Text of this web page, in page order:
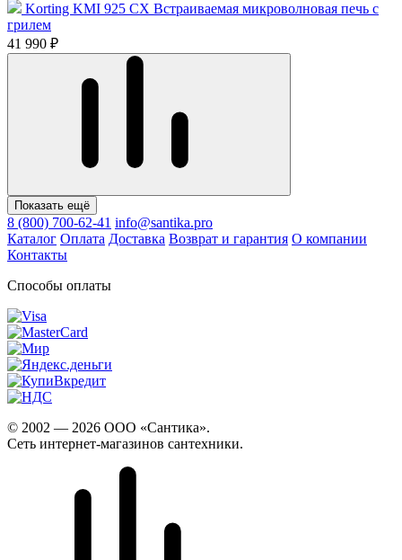
Korting KMI 925 CX Встраиваемая микроволновая печь с
грилем
41 990 ₽
Показать ещё
8 (800) 700-62-41 info@santika.pro
Каталог Оплата Доставка Возврат и гарантия О компании
Контакты
Способы оплаты
© 2002 — 2026 ООО «Сантика».
Сеть интернет-магазинов сантехники.